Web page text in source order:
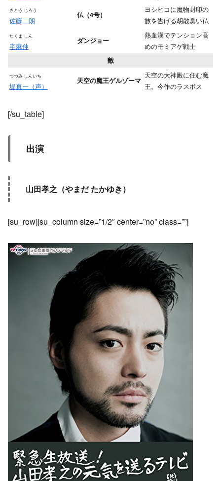
さとう じろう
佐藤二朗
仏（4号）
ヨシヒコに魔物封印の
旅を告げる胡散臭い仏
たくま しん
宅麻伸
ダンジョー
熱血漢でテンション高
めのモミアゲ戦士
敵
つつみ しんいち
堤真一（声）
天空の魔王ゲルゾーマ
天空の大神殿に住む魔
王。今作のラスボス
[/su_table]
出演
山田孝之（やまだ たかゆき）
[su_row][su_column size=”1/2″ center=”no” class=””]